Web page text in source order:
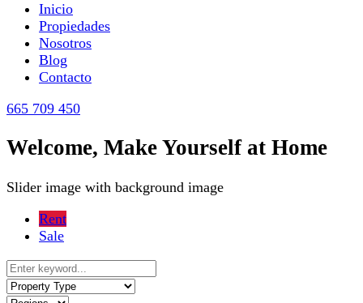
Inicio
Propiedades
Nosotros
Blog
Contacto
665 709 450
Welcome, Make Yourself at Home
Slider image with background image
Rent
Sale